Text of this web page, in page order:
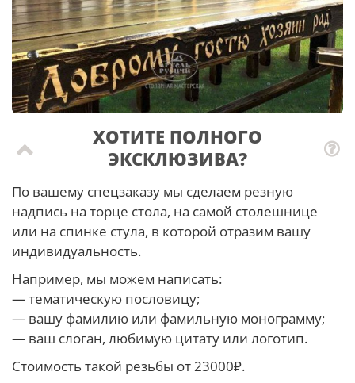
ХОТИТЕ ПОЛНОГО
ЭКСКЛЮЗИВА?
По вашему спецзаказу мы сделаем резную
надпись на торце стола, на самой столешнице
или на спинке стула, в которой отразим вашу
индивидуальность.
Например, мы можем написать:
— тематическую пословицу;
— вашу фамилию или фамильную монограмму;
— ваш слоган, любимую цитату или логотип.
Стоимость такой резьбы от 23000₽.